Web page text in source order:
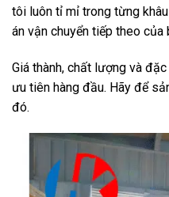
tôi luôn tỉ mỉ trong từng
án vận chuyển tiếp theo của
Giá thành, chất lượng và
ưu tiên hàng đầu. Hãy để
đó.